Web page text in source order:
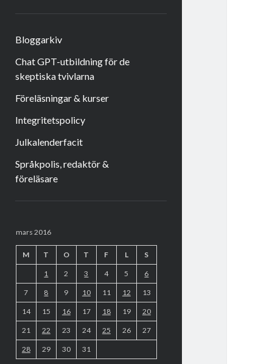
Bloggarkiv
Chat GPT-utbildning för de
skeptiska tvivlarna
Föreläsningar & kurser
Integritetspolicy
Julkalenderfacit
Språkpolis, redaktör &
föreläsare
mars 2016
M T O T F L S
1 2 3 4 5 6
7 8 9 10 11 12 13
14 15 16 17 18 19 20
21 22 23 24 25 26 27
28 29 30 31